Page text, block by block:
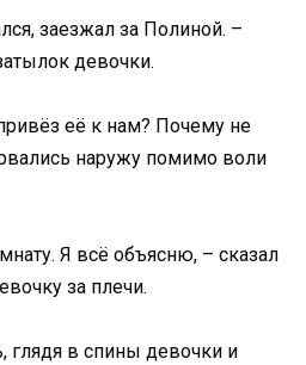
заезжал за Полиной. –
девочки.
её к нам? Почему не
наружу помимо воли
Я всё объясню, – сказал
за плечи.
глядя в спины девочки и